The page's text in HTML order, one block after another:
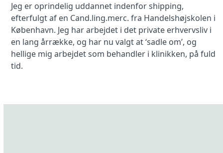
Jeg er oprindelig uddannet indenfor shipping,
efterfulgt af en Cand.ling.merc. fra Handelshøjskolen i
København. Jeg har arbejdet i det private erhvervsliv i
en lang årrække, og har nu valgt at ‘sadle om’, og
hellige mig arbejdet som behandler i klinikken, på fuld
tid.